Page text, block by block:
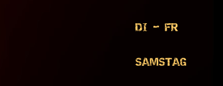
DI - FR
SAMSTAG